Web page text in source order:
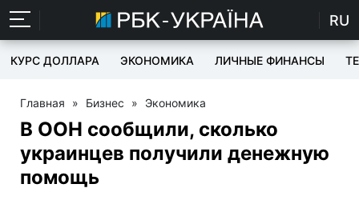
RU
КУРС ДОЛЛАРА ЭКОНОМИКА ЛИЧНЫЕ ФИНАНСЫ
Главная » Бизнес » Экономика
В ООН сообщили, сколько
украинцев получили денежную
помощь